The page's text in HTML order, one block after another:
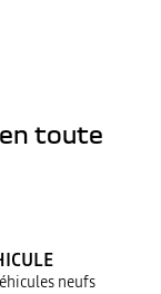
toute
neufs